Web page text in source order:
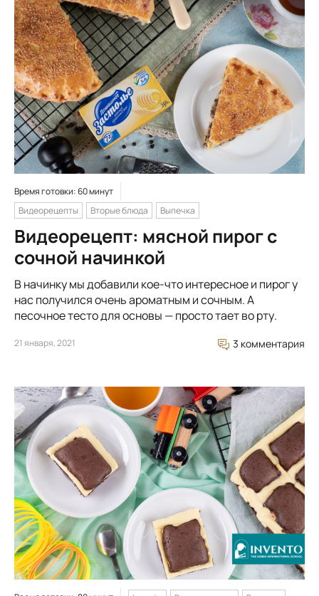
Время готовки: 60 минут
Видеорецепты
Вторые блюда Выпечка
Видеорецепт: мясной пирог с
сочной начинкой
В начинку мы добавили кое-что интересное и пирог у
нас получился очень ароматным и сочным. А
песочное тесто для основы — просто тает во рту.
21 января, 2021 3 комментария